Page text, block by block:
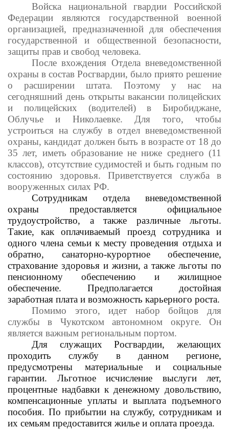
Войска национальной гвардии Российской
Федерации являются государственной военной
организацией, предназначенной для обеспечения
государственной и общественной безопасности,
защиты прав и свобод человека.
После вхождения Отдела вневедомственной
охраны в состав Росгвардии, было приято решение
о расширении штата. Поэтому у нас на
сегодняшний день открыты вакансии полицейских
и полицейских (водителей) в Биробиджане,
Облучье и Николаевке. Для того, чтобы
устроиться на службу в отдел вневедомственной
охраны, кандидат должен быть в возрасте от 18 до
35 лет, иметь образование не ниже среднего (11
классов), отсутствие судимостей и быть годным по
состоянию здоровья. Приветствуется служба в
вооруженных силах РФ.
Сотрудникам отдела вневедомственной
охраны предоставляется официальное
трудоустройство, а также различные льготы.
Такие, как оплачиваемый проезд сотрудника и
одного члена семьи к месту проведения отдыха и
обратно, санаторно-курортное обеспечение,
страхование здоровья и жизни, а также льготы по
пенсионному обеспечению и жилищное
обеспечение. Предполагается достойная
заработная плата и возможность карьерного роста.
Помимо этого, идет набор бойцов для
службы в Чукотском автономном округе. Он
является важным региональным портом.
Для служащих Росгвардии, желающих
проходить службу в данном регионе,
предусмотрены материальные и социальные
гарантии. Льготное исчисление выслуги лет,
процентные надбавки к денежному довольствию,
компенсационные уплаты и выплата подъемного
пособия. По прибытии на службу, сотрудникам и
их семьям предоставится жилье и оплата проезда.